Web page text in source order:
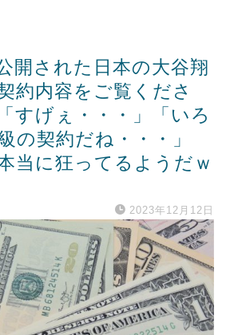
相互RSS
開された日本の大谷翔
約内容をご覧くださ
すげぇ・・・」「いろ
の契約だね・・・」
当に狂ってるようだｗ
2023年12月12日